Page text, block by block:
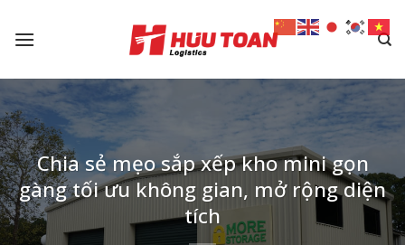
Chia sẻ mẹo sắp xếp kho mini gọn
gàng tối ưu không gian, mở rộng diện
tích